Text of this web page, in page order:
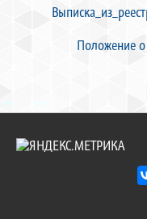
Положение о